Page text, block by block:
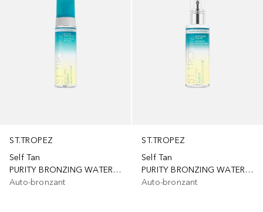
ST.TROPEZ
Self Tan
PURITY BRONZING WATER MOUSSE
Auto-bronzant
ST.TROPEZ
Self Tan
PURITY BRONZING WATER FACE MIST
Auto-bronzant